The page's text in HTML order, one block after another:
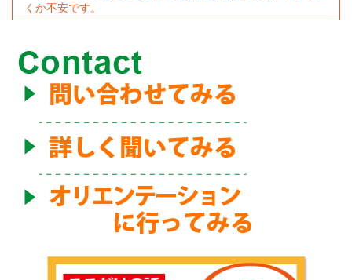
くか不安です。